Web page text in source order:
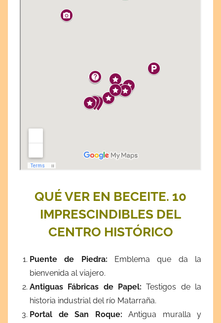
QUÉ VER EN BECEITE. 10
IMPRESCINDIBLES DEL
CENTRO HISTÓRICO
Puente de Piedra: Emblema que da la
bienvenida al viajero.
Antiguas Fábricas de Papel: Testigos de la
historia industrial del río Matarraña.
Portal de San Roque: Antigua muralla y